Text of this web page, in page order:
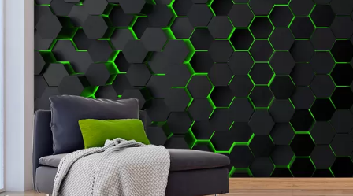
.67379 .00Kr /m²
Premiumvinyl
725.00 435.00Kr
Peel and Stick
900.00540.00Kr/m²